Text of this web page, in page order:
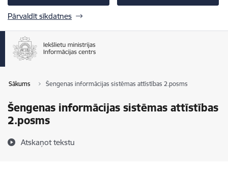
Pārvaldīt sīkdatnes
Sākums Šengenas informācijas sistēmas attīstības 2.posms
Šengenas informācijas sistēmas attīstības
2.posms
Atskaņot tekstu